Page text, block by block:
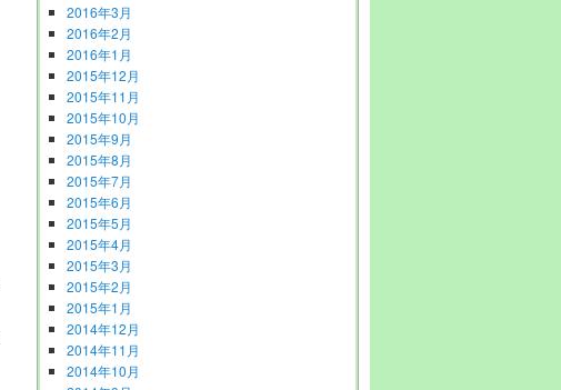
2016年3月
2016年2月
2016年1月
2015年12月
2015年11月
2015年10月
2015年9月
2015年8月
2015年7月
2015年6月
2015年5月
2015年4月
2015年3月
2015年2月
2015年1月
2014年12月
2014年11月
2014年10月